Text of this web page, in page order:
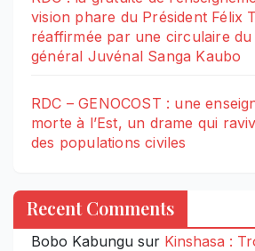
vision phare du Président Félix
réaffirmée par une circulaire du
général Juvénal Sanga Kaubo
RDC – GENOCOST : une
morte à l’Est, un drame qui
des populations civiles
Recent Comments
Bobo Kabungu sur Kinshasa :